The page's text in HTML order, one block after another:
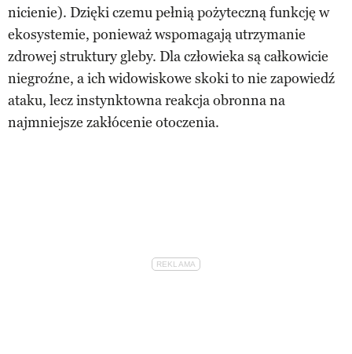
nicienie). Dzięki czemu pełnią pożyteczną funkcję w
ekosystemie, ponieważ wspomagają utrzymanie
zdrowej struktury gleby. Dla człowieka są całkowicie
niegroźne, a ich widowiskowe skoki to nie zapowiedź
ataku, lecz instynktowna reakcja obronna na
najmniejsze zakłócenie otoczenia.